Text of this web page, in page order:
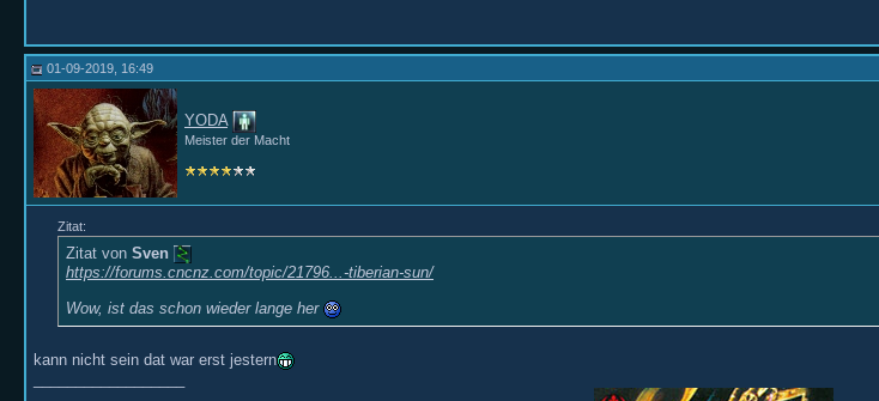
01-09-2019, 16:49
YODA
Meister der Macht
Zitat:
Zitat von Sven
https://forums.cncnz.com/topic/21796...-tiberian-sun/
Wow, ist das schon wieder lange her
kann nicht sein dat war erst jestern